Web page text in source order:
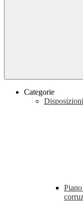
Categorie